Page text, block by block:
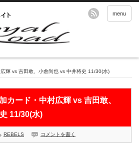
menu
輝 vs 吉田敢、小倉尚也 vs 中井将史 11/30(水)
カード・中村広輝 vs 吉田敢、
11/30(水)
REBELS コメントを書く